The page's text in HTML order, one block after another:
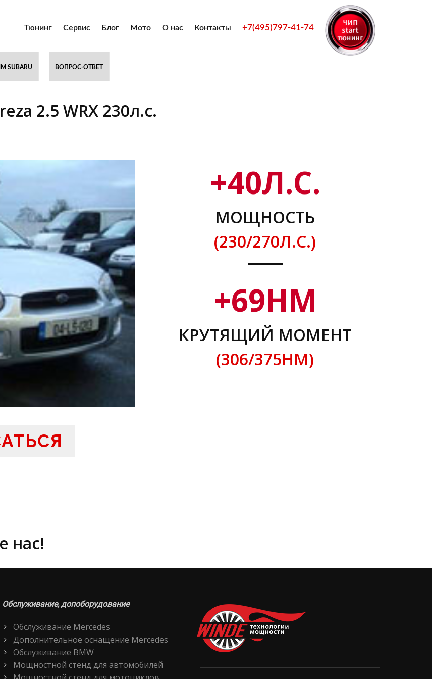
Тюнинг Сервис Блог Мото О нас Контакты +7(495)797-41-74
SUBARU ВОПРОС-ОТВЕТ
2.5 WRX 230л.с.
+40Л.С.
МОЩНОСТЬ
(230/270Л.С.)
+69НМ
КРУТЯЩИЙ МОМЕНТ
(306/375НМ)
нас!
Обслуживание, допоборудование
Обслуживание Mercedes
Дополнительное оснащение Mercedes
Обслуживание BMW
Мощностной стенд для автомобилей